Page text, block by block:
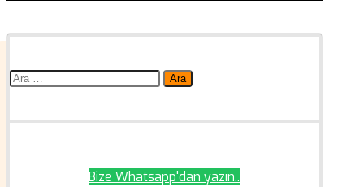
Arama:
Bize Whatsapp'dan yazın..